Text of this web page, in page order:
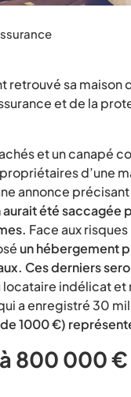
retrouvé sa
et de la
et un canapé
d’une
annonce
aurait été saccagée
Face aux
un hébergement
Ces derniers
indélicat
a enregistré 30
1000 €)
800 000 €